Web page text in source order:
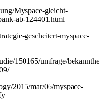
Myspace-gleicht-
ab-124401.html
gescheitert-myspace-
150165/umfrage/
2015/mar/06/myspace-